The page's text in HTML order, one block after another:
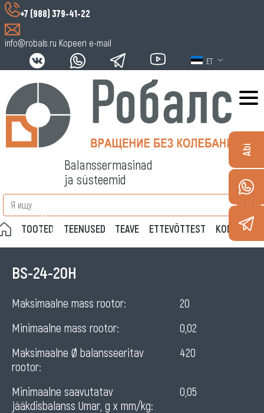
+7 (988) 379-41-22
info@robals.ru Kopeeri e-mail
ET
Balanssermasinad
ja süsteemid
TOOTED TEENUSED TEAVE ETTEVÕTTEST KONTAKTID
Horizontal
machine
for
rotors
BS-24-20H
Maksimaalne mass rootor:
20
Minimaalne mass rootor:
0,02
Maksimaalne Ø balansseeritav
rootor:
420
Minimaalne saavutatav
jääkdisbalanss Umar, g x mm/kg:
0,05
Abi